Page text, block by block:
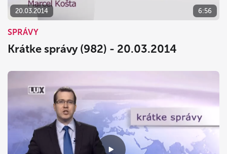
20.03.2014 6:56
SPRÁVY
Krátke správy (982) - 20.03.2014